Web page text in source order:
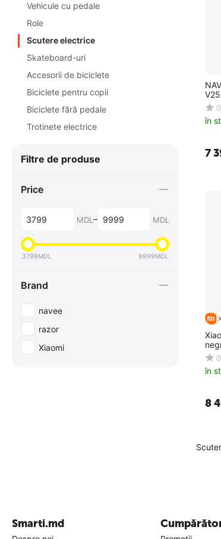
în
7
în
8
Vehicule cu pedale
Role
Scutere electrice
Skateboard-uri
Accesorii de biciclete
Biciclete pentru copii
Biciclete fără pedale
Trotinete electrice
Filtre de produse
Price
MDL – MDL
3799MDL 9999MDL
Brand
navee
razor
Xiaomi
Smarti.md